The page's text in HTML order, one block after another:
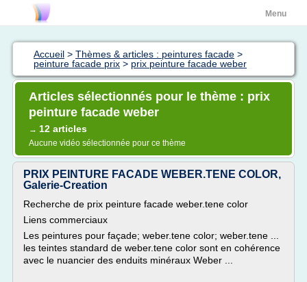
Menu
Accueil > Thèmes & articles : peintures facade >
peinture facade prix > prix peinture facade weber
Articles sélectionnés pour le thème : prix
peinture facade weber
→ 12 articles
Aucune vidéo sélectionnée pour ce thème
PRIX PEINTURE FACADE WEBER.TENE COLOR,
Galerie-Creation
Recherche de prix peinture facade weber.tene color
Liens commerciaux
Les peintures pour façade; weber.tene color; weber.tene ...
les teintes standard de weber.tene color sont en cohérence
avec le nuancier des enduits minéraux Weber ...